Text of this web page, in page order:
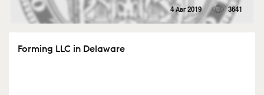
4 Авг 2019 3641
Forming LLC in Delaware